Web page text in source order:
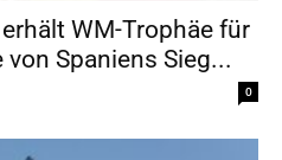
WM-Trophäe für
Spaniens Sieg...
0